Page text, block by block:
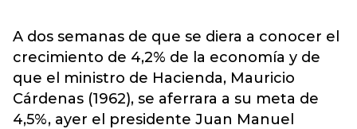
A dos semanas de que se diera a conocer el
crecimiento de 4,2% de la economía y de
que el ministro de Hacienda, Mauricio
Cárdenas (1962), se aferrara a su meta de
4,5%, ayer el presidente Juan Manuel